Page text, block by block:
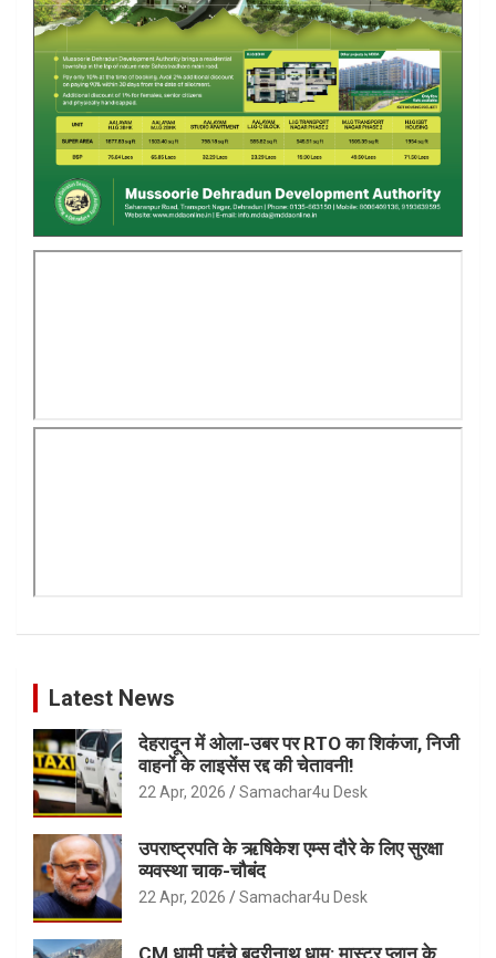
Latest News
देहरादून में ओला-उबर पर RTO का शिकंजा, निजी
वाहनों के लाइसेंस रद्द की चेतावनी!
22 Apr, 2026 Samachar4u Desk
उपराष्ट्रपति के ऋषिकेश एम्स दौरे के लिए सुरक्षा
व्यवस्था चाक-चौबंद
22 Apr, 2026 Samachar4u Desk
CM धामी पहुंचे बदरीनाथ धाम: मास्टर प्लान के